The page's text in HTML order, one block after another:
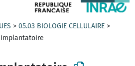
>05.03 BIOLOGIE CELLULAIRE >